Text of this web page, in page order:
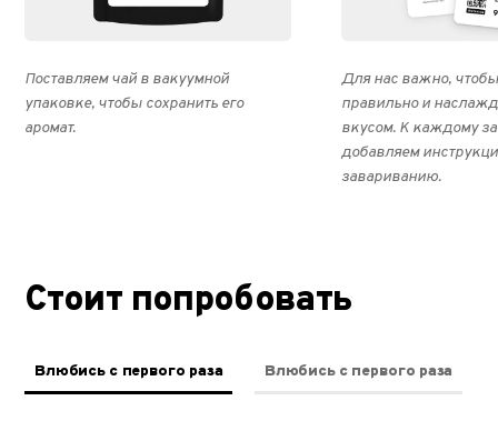
Поставляем чай в вакуумной
упаковке, чтобы сохранить его
аромат.
Для нас важно,
правильно и
вкусом. К каждому
добавляем
завариванию.
Стоит попробовать
Влюбись с первого раза Влюбись с первого раза